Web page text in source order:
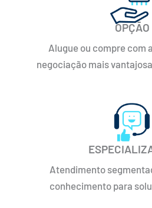
OPÇÃO
Alugue ou compre com
negociação mais
Atendimento
conhecimento para